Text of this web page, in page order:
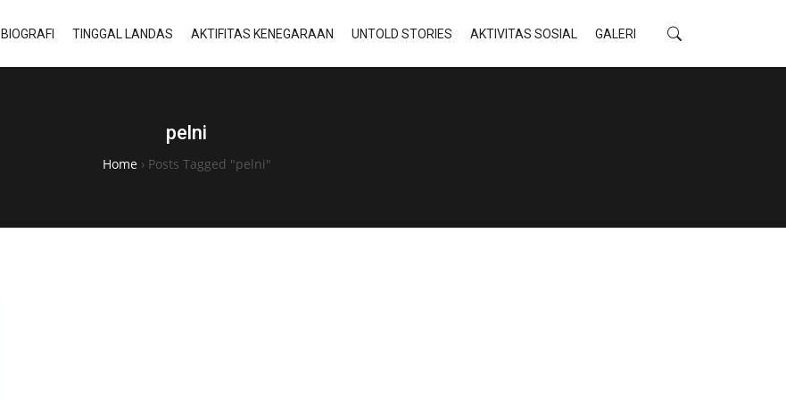
BIOGRAFI TINGGAL LANDAS AKTIFITAS KENEGARAAN UNTOLD STORIES AKTIVITAS SOSIAL GALERI
pelni
Home› Posts Tagged "pelni"